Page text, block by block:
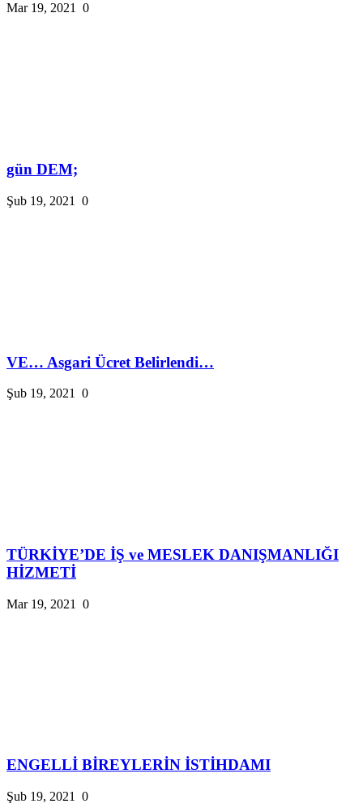
Mar 19, 2021 0
gün DEM;
Şub 19, 2021 0
VE… Asgari Ücret Belirlendi…
Şub 19, 2021 0
TÜRKİYE’DE İŞ ve MESLEK DANIŞMANLIĞI
HİZMETİ
Mar 19, 2021 0
ENGELLİ BİREYLERİN İSTİHDAMI
Şub 19, 2021 0